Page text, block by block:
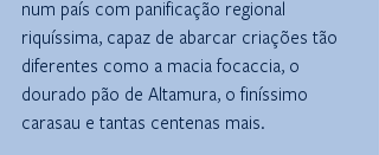
num país com panificação regional
riquíssima, capaz de abarcar criações tão
diferentes como a macia focaccia, o
dourado pão de Altamura, o finíssimo
carasau e tantas centenas mais.